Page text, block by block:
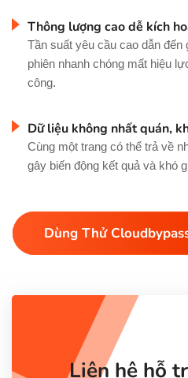
Thông lượng cao dễ kích
Tần suất yêu cầu cao dẫn
phiên nhanh chóng mất hiệu
công.
Dữ liệu không nhất quán,
Cùng một trang có thể trả về
gây biến động kết quả và khó
Dùng Thử
Liên hệ hỗ